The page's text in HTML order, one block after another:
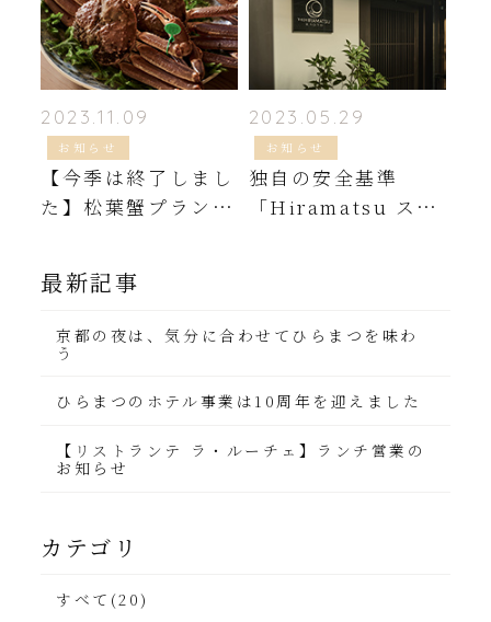
2023.11.09
お知らせ
【今季は終了しまし
た】松葉蟹プランの
2023.05.29
お知らせ
独自の安全基準
「Hiramatsu スタ
最新記事
京都の夜は、気分に合わせてひらまつを味わ
う
ひらまつのホテル事業は10周年を迎えました
【リストランテ ラ・ルーチェ】ランチ営業の
お知らせ
カテゴリ
すべて(20)